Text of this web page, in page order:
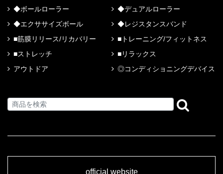
◆ボールローラー
◆デュアルローラー
◆エクササイズボール
◆レジスタンスバンド
■筋膜リリース/リカバリー
■トレーニング/フィットネス
■ストレッチ
■リラックス
アウトドア
◎コンディショニングデバイス
official website